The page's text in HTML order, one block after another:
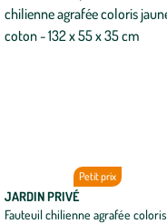
Petit prix
JARDIN PRIVÉ
Fauteuil chilienne agrafée coloris